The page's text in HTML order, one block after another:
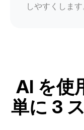
しやすくします
AI を使
単に 3